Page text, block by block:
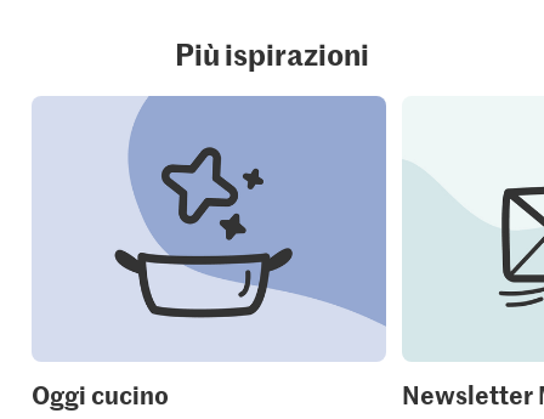
Più ispirazioni
Oggi cucino Newsletter